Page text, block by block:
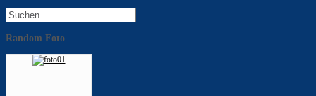
Random Foto